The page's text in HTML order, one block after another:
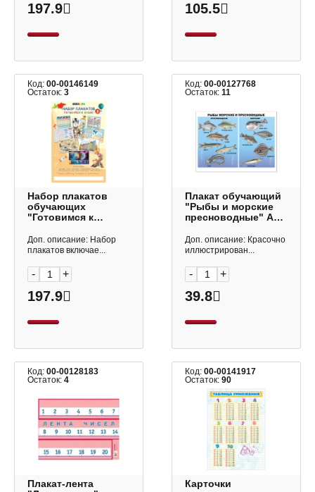
197.9 105.5
Код: 00-00146149
Остаток: 3
Набор плакатов
обучающих
"Готовимся к
картон
8Нпдт3_34984
Доп. описание: Набор
плакатов включае...
- +
197.9
Код:00-00127768
Остаток:11
Плакат обучающий
"Рыбы и морские
пресноводные" А2
5-378-17372-3
Доп. описание: Красочно
иллюстрирован...
- +
39.8
Код: 00-00128183
Остаток: 4
Плакат-лента
Код:00-00141917
Остаток:90
Карточки